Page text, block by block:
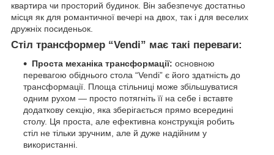
квартира чи просторий будинок. Він забезпечує достатньо
місця як для романтичної вечері на двох, так і для веселих
дружніх посиденьок.
Стіл трансформер “Vendi” має такі переваги:
Проста механіка трансформації: основною
перевагою обіднього стола “Vendi” є його здатність до
трансформації. Площа стільниці може збільшуватися
одним рухом — просто потягніть її на себе і вставте
додаткову секцію, яка зберігається прямо всередині
столу. Ця проста, але ефективна конструкція робить
стіл не тільки зручним, але й дуже надійним у
використанні.